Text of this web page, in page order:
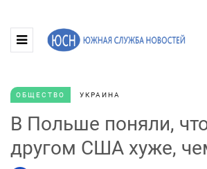
ОБЩЕСТВО УКРАИНА
В Польше поняли,
другом США хуже,